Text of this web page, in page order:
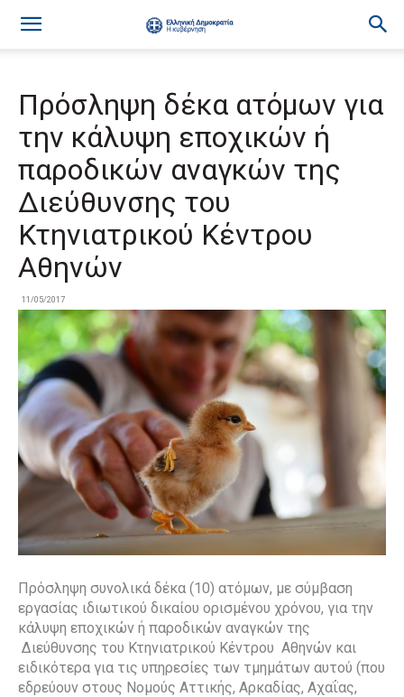
Πρόσληψη δέκα ατόμων για
την κάλυψη εποχικών ή
παροδικών αναγκών της
Διεύθυνσης του
Κτηνιατρικού Κέντρου
Αθηνών
11/05/2017
Πρόσληψη συνολικά δέκα (10) ατόμων, με σύμβαση
εργασίας ιδιωτικού δικαίου ορισμένου χρόνου, για την
κάλυψη εποχικών ή παροδικών αναγκών της
Διεύθυνσης του Κτηνιατρικού Κέντρου Αθηνών και
ειδικότερα για τις υπηρεσίες των τμημάτων αυτού (που
εδρεύουν στους Νομούς Αττικής, Αρκαδίας, Αχαΐας,